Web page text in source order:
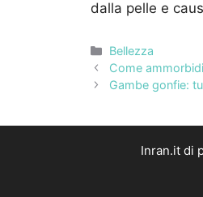
dalla pelle e
Categorie
Bellezza
Come
Gambe gonfie:
Inran.it di